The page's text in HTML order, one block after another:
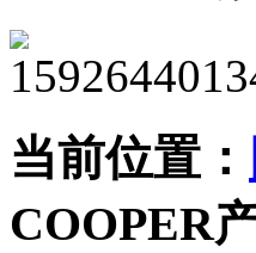
当前位置：
COOPER